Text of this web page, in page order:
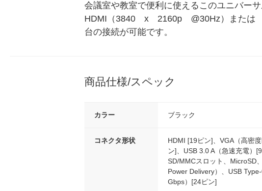
会議室や教室で便利に使えるこのユニバー
HDMI（3840　x　2160p　@30Hz）または
台の接続が可能です。
商品仕様/スペック
カラー ブラック
コネクタ形状
HDMI [19ピン]、VGA（高密
ン]、USB 3.0 A（急速充電）
SD/MMCスロット、MicroSD
Power Delivery）、USB
Gbps）[24ピン]